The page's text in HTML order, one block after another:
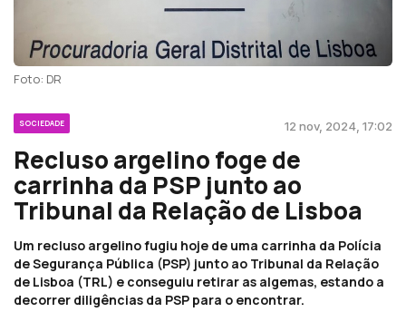
Foto: DR
SOCIEDADE 12 nov, 2024, 17:02
Recluso argelino foge de
carrinha da PSP junto ao
Tribunal da Relação de Lisboa
Um recluso argelino fugiu hoje de uma carrinha da Polícia
de Segurança Pública (PSP) junto ao Tribunal da Relação
de Lisboa (TRL) e conseguiu retirar as algemas, estando a
decorrer diligências da PSP para o encontrar.